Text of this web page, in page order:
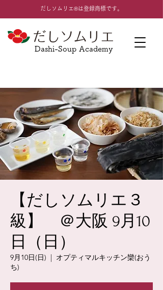
​だしソムリエ®は登録商標です。
Dashi-Soup Academy
【だしソムリエ３
級】 ＠大阪 9月10
日（日）
9月10日(日)
  |
オプティマルキッチン欒(おう
ち)